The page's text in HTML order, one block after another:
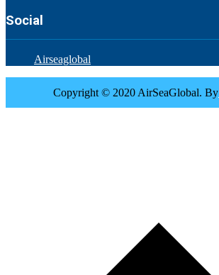
Social
Airseaglobal
Copyright © 2020 AirSeaGlobal. By